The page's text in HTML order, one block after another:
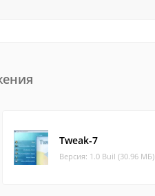
Tweak-7
Версия: 1.0 Buil (30.96 МБ)